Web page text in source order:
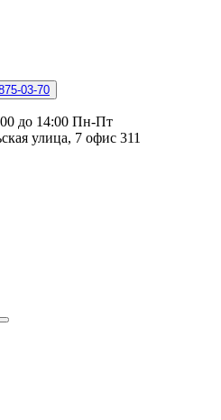
(902) 875-03-70
до 14:00 Пн-Пт
улица, 7 офис 311